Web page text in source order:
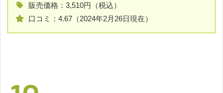
販売価格：3,510円（税込）
口コミ：4.67（2024年2月26日現在）